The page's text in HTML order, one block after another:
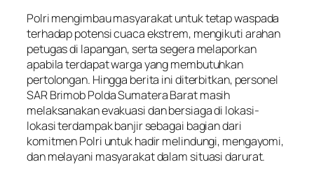
Polri mengimbau masyarakat untuk tetap waspada
terhadap potensi cuaca ekstrem, mengikuti arahan
petugas di lapangan, serta segera melaporkan
apabila terdapat warga yang membutuhkan
pertolongan. Hingga berita ini diterbitkan, personel
SAR Brimob Polda Sumatera Barat masih
melaksanakan evakuasi dan bersiaga di lokasi-
lokasi terdampak banjir sebagai bagian dari
komitmen Polri untuk hadir melindungi, mengayomi,
dan melayani masyarakat dalam situasi darurat.